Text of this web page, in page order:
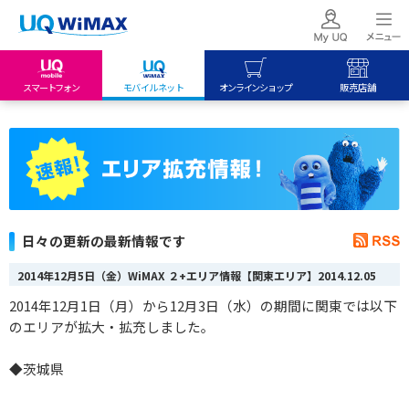
スマートフォン モバイルネット オンラインショップ 販売店舗
My UQ mobile
UQ mobile
UQ WiMAX
UQ WiMAX
日々の更新の最新情報です
2014年12月5日（金）WiMAX ２+エリア情報【関東エリア】 2014.12.05
2014年12月1日（月）から12月3日（水）の期間に関東では以下
のエリアが拡大・拡充しました。
◆茨城県